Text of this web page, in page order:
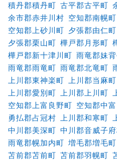
積丹郡積丹町 古平郡古平町
余市郡赤井川村 空知郡南幌町
空知郡上砂川町 夕張郡由仁町
夕張郡栗山町 樺戸郡月形町
樺戸郡新十津川町 雨竜郡妹
雨竜郡雨竜町 雨竜郡北竜町
上川郡東神楽町
上川郡当麻町
上川郡愛別町
上川郡上川町
空知郡上富良野町 空知郡中
勇払郡占冠村
上川郡和寒町
中川郡美深町 中川郡音威子
雨竜郡幌加内町 増毛郡増毛町
苫前郡苫前町 苫前郡羽幌町